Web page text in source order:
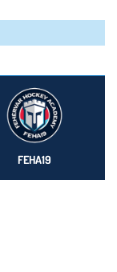
FEHA19